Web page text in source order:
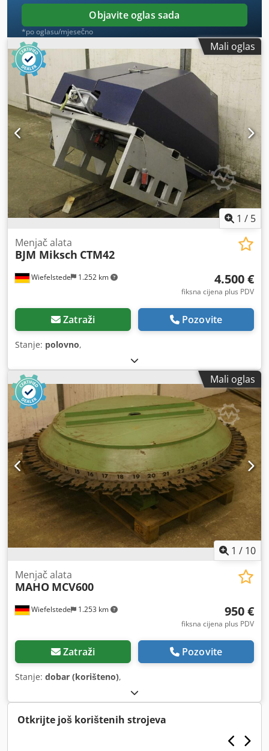
Objavite oglas sada
*po oglasu/mjesečno
Mali oglas
1 / 5
Wiefelstede 1.252 km
Menjač alata
BJM Miksch CTM42
4.500 €
fiksna cijena plus PDV
Zatraži Pozovite
Stanje: polovno,
Mali oglas
1 / 10
Wiefelstede 1.253 km
Menjač alata
MAHO MCV600
950 €
fiksna cijena plus PDV
Zatraži Pozovite
Stanje: dobar (korišteno),
Otkrijte još korištenih strojeva